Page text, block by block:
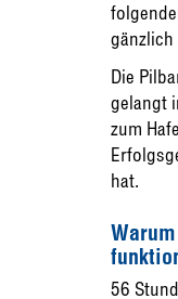
Die
gelangt
zum
hat.
56